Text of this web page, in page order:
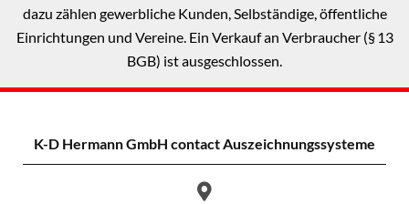
dazu zählen gewerbliche Kunden, Selbständige, öffentliche
Einrichtungen und Vereine. Ein Verkauf an Verbraucher (§ 13
BGB) ist ausgeschlossen.
K-D Hermann GmbH contact Auszeichnungssysteme